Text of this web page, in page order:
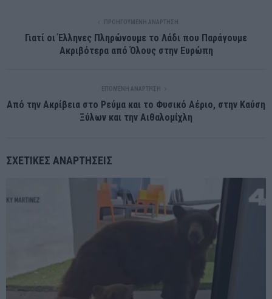
ΠΡΟΗΓΟΎΜΕΝΗ ΑΝΆΡΤΗΣΗ
Γιατί οι Έλληνες Πληρώνουμε το Λάδι που Παράγουμε
Ακριβότερα από Όλους στην Ευρώπη
ΕΠΌΜΕΝΗ ΑΝΆΡΤΗΣΗ
Από την Ακρίβεια στο Ρεύμα και το Φυσικό Αέριο, στην Καύση
Ξύλων και την Αιθαλομίχλη
ΣΧΕΤΙΚΈΣ ΑΝΑΡΤΉΣΕΙΣ